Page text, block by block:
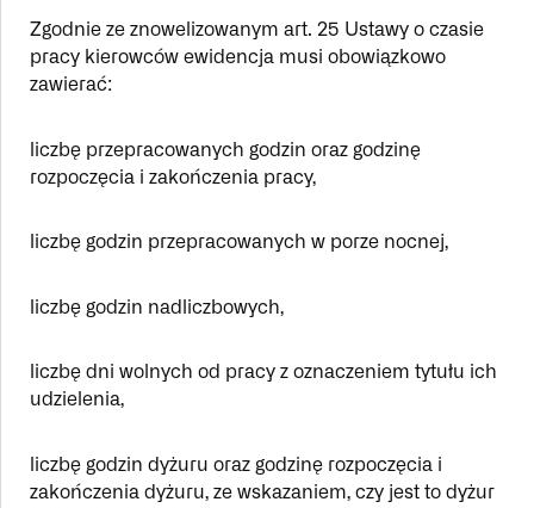
Zgodnie ze znowelizowanym art. 25 Ustawy o czasie
pracy kierowców ewidencja musi obowiązkowo
zawierać:
liczbę przepracowanych godzin oraz godzinę
rozpoczęcia i zakończenia pracy,
liczbę godzin przepracowanych w porze nocnej,
liczbę godzin nadliczbowych,
liczbę dni wolnych od pracy z oznaczeniem tytułu ich
udzielenia,
liczbę godzin dyżuru oraz godzinę rozpoczęcia i
zakończenia dyżuru, ze wskazaniem, czy jest to dyżur